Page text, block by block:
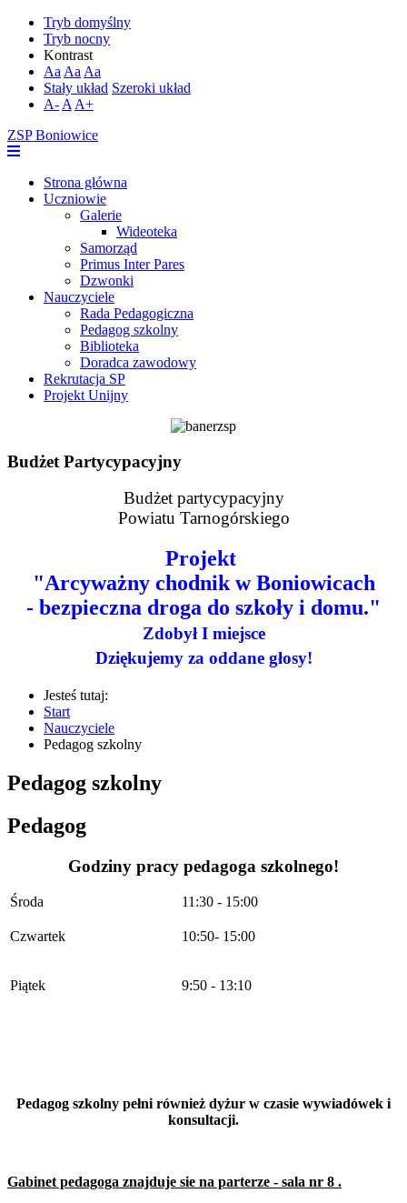
Tryb domyślny
Tryb nocny
Kontrast
Aa Aa Aa
Stały układ Szeroki układ
A- A A+
ZSP Boniowice
Strona główna
Uczniowie
Galerie
Wideoteka
Samorząd
Primus Inter Pares
Dzwonki
Nauczyciele
Rada Pedagogiczna
Pedagog szkolny
Biblioteka
Doradca zawodowy
Rekrutacja SP
Projekt Unijny
Budżet Partycypacyjny
Budżet partycypacyjny
Powiatu Tarnogórskiego
Projekt
"Arcyważny chodnik w Boniowicach
- bezpieczna droga do szkoły i domu."
Zdobył I miejsce
Dziękujemy za oddane głosy!
Jesteś tutaj:
Start
Nauczyciele
Pedagog szkolny
Pedagog szkolny
Pedagog
Godziny pracy pedagoga szkolnego!
Środa 11:30 - 15:00
Czwartek 10:50- 15:00
Piątek 9:50 - 13:10
Pedagog szkolny pełni również dyżur w czasie wywiadówek i
konsultacji.
Gabinet pedagoga znajduje sie na parterze - sala nr 8 .